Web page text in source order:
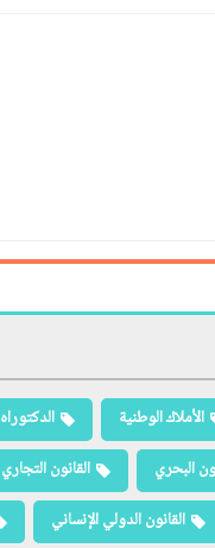
الأملاك الوطنية الدكتوراه
البحري القانون التجاري
القانون الدولي الإنساني